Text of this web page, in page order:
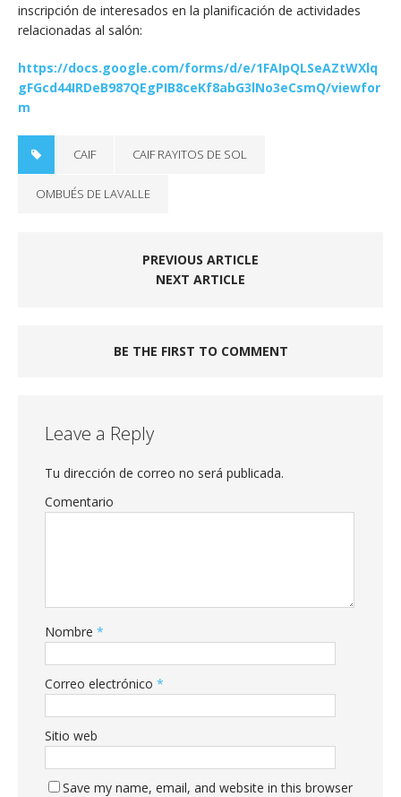
inscripción de interesados en la planificación de actividades
relacionadas al salón:
https://docs.google.com/forms/d/e/1FAIpQLSeAZtWXlq
gFGcd44IRDeB987QEgPIB8ceKf8abG3lNo3eCsmQ/viewfor
m
CAIF CAIF RAYITOS DE SOL
OMBUÉS DE LAVALLE
PREVIOUS ARTICLE
NEXT ARTICLE
BE THE FIRST TO COMMENT
Leave a Reply
Tu dirección de correo no será publicada.
Comentario
Nombre *
Correo electrónico *
Sitio web
Save my name, email, and website in this browser